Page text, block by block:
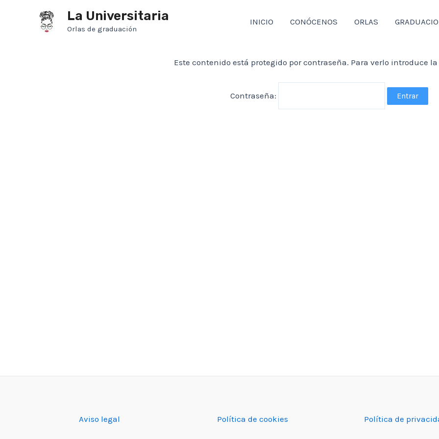
La Universitaria
Orlas de graduación
INICIO CONÓCENOS ORLAS
Este contenido está protegido por contraseña. Para verlo introduce
Contraseña:
Aviso legal Política de cookies Política de